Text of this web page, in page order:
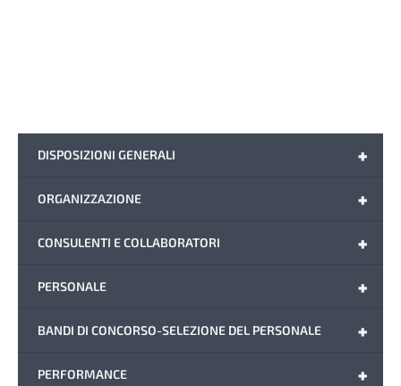
+
DISPOSIZIONI GENERALI
+
ORGANIZZAZIONE
+
CONSULENTI E COLLABORATORI
+
PERSONALE
+
BANDI DI CONCORSO-SELEZIONE DEL PERSONALE
+
PERFORMANCE